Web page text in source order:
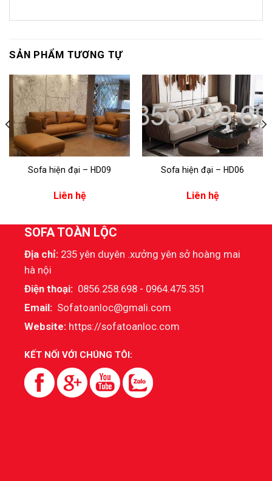
SẢN PHẨM TƯƠNG TỰ
Sofa hiện đại – HD09
Liên hệ
Sofa hiện đại – HD06
Liên hệ
SOFA TOÀN LỘC
Địa chỉ: 235 yên duyên .xưởng yên sở hoàng mai
hà nội
Điện thoại: 0856.258.698 - 0964.475.351
Email: Sofatoanloc@gmali.com
Website: https://sofatoanloc.com
KẾT NỐI VỚI CHÚNG TÔI: